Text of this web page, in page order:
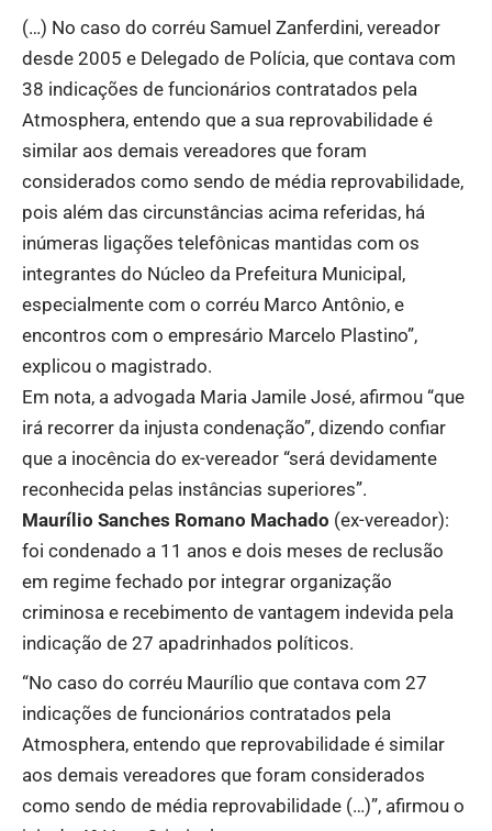
(…) No caso do corréu Samuel Zanferdini, vereador
desde 2005 e Delegado de Polícia, que contava com
38 indicações de funcionários contratados pela
Atmosphera, entendo que a sua reprovabilidade é
similar aos demais vereadores que foram
considerados como sendo de média reprovabilidade,
pois além das circunstâncias acima referidas, há
inúmeras ligações telefônicas mantidas com os
integrantes do Núcleo da Prefeitura Municipal,
especialmente com o corréu Marco Antônio, e
encontros com o empresário Marcelo Plastino”,
explicou o magistrado.
Em nota, a advogada Maria Jamile José, afirmou “que
irá recorrer da injusta condenação”, dizendo confiar
que a inocência do ex-vereador “será devidamente
reconhecida pelas instâncias superiores”.
Maurílio Sanches Romano Machado (ex-vereador):
foi condenado a 11 anos e dois meses de reclusão
em regime fechado por integrar organização
criminosa e recebimento de vantagem indevida pela
indicação de 27 apadrinhados políticos.
“No caso do corréu Maurílio que contava com 27
indicações de funcionários contratados pela
Atmosphera, entendo que reprovabilidade é similar
aos demais vereadores que foram considerados
como sendo de média reprovabilidade (…)”, afirmou o